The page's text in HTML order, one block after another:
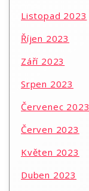
Listopad 2023
Říjen 2023
Září 2023
Srpen 2023
Červenec 2023
Červen 2023
Květen 2023
Duben 2023